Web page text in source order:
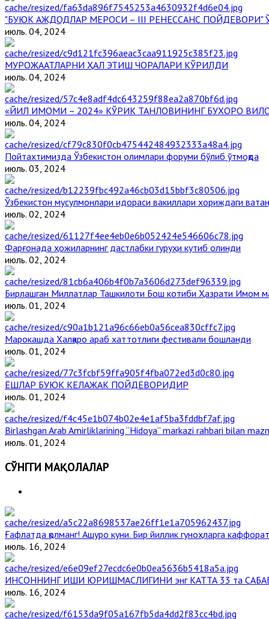
"БУЮК АЖДОДЛАР МЕРОСИ – III РЕНЕССАНС
июль. 04, 2024
МУРОЖААТЛАРНИ ҲАЛ ЭТИШ ЧОРАЛАРИ КЎРИЛДИ
июль. 04, 2024
«ЙИЛ ИМОМИ – 2024» КЎРИК ТАНЛОВИНИНГ БУХОРО
июль. 04, 2024
Пойтахтимизда Ўзбекистон олимлари форуми бўлиб ўтмоқда
июль. 03, 2024
Ўзбекистон мусулмонлари идораси вакиллари хориждаги
июль. 02, 2024
Фарғонада ҳожиларнинг дастлабки гуруҳи кутиб олинди
июль. 02, 2024
Бирлашган Миллатлар Ташкилоти Бош котиби Ҳазрати Имом
июль. 01, 2024
Марокашда Халқаро араб хаттотлиги фестивали бошланди
июль. 01, 2024
ЁШЛАР БУЮК КЕЛАЖАК ПОЙДЕВОРИДИР
июль. 01, 2024
Birlashgan Arab Amirliklarining “Hidoya” markazi rahbari bilan
июль. 01, 2024
СЎНГГИ МАҚОЛАЛАР
Ғафлатда қолманг! Ашуро куни. Бир йиллик гуноҳларга
июль. 16, 2024
ИНСОННИНГ ИШИ ЮРИШМАСЛИГИНИ энг КАТТА 33 та
июль. 16, 2024